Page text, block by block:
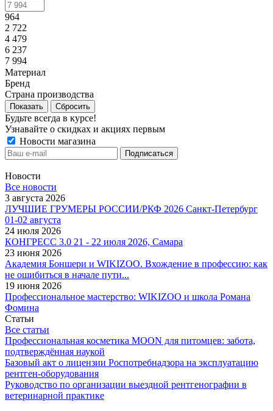
964
2 722
4 479
6 237
7 994
Материал
Бренд
Страна производства
Сбросить
Будьте всегда в курсе!
Узнавайте о скидках и акциях первым
Новости магазина
Новости
Все новости
3 августа 2026
ЛУЧШИЕ ГРУМЕРЫ РОССИИ/РКФ 2026 Санкт-Петербург
01-02 августа
24 июля 2026
КОНГРЕСС 3.0 21 - 22 июля 2026, Самара
23 июня 2026
Академия Боншери и WIKIZOO. Вхождение в профессию: как
не ошибиться в начале пути...
19 июня 2026
Профессиональное мастерство: WIKIZOO и школа Романа
Фомина
Статьи
Все статьи
Профессиональная косметика MOON для питомцев: забота,
подтверждённая наукой
Базовый акт о лицензии Роспотребнадзора на эксплуатацию
рентген-оборудования
Руководство по организации выездной рентгенографии в
ветеринарной практике